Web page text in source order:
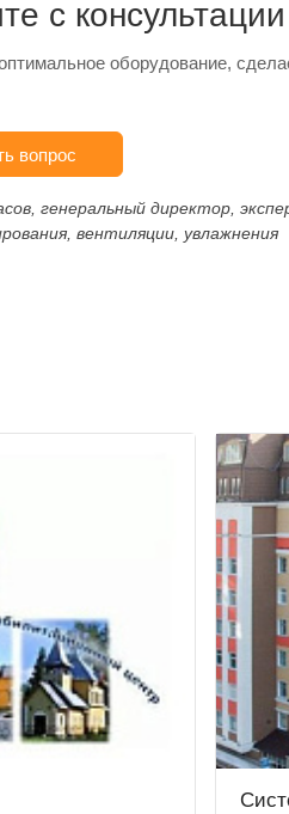
с консультации
оборудование,
вопрос
генеральный директор,
вентиляции, увлажнения